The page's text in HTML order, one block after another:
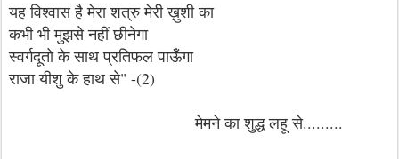
यह विश्वास है मेरा शत्रु मेरी ख़ुशी का
कभी भी मुझसे नहीं छीनेगा
स्वर्गदूतो के साथ प्रतिफल पाऊँगा
राजा यीशु के हाथ से" -(2)
मेमने का शुद्ध लहू से.........